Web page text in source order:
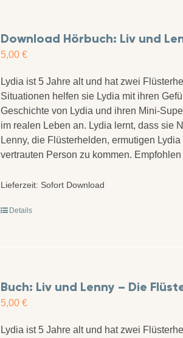
Download Hörbuch: Liv und
5,00 €
Lydia ist 5 Jahre alt und hat zwei
Situationen helfen sie Lydia mit ihren
Geschichte von Lydia und ihren Mini-
im realen Leben an. Lydia lernt, dass sie
Lenny, die Flüsterhelden, ermutigen
vertrauten Person zu kommen.
Lieferzeit: Sofort Download
Details
Buch: Liv und Lenny – Die
5,00 €
Lydia ist 5 Jahre alt und hat zwei